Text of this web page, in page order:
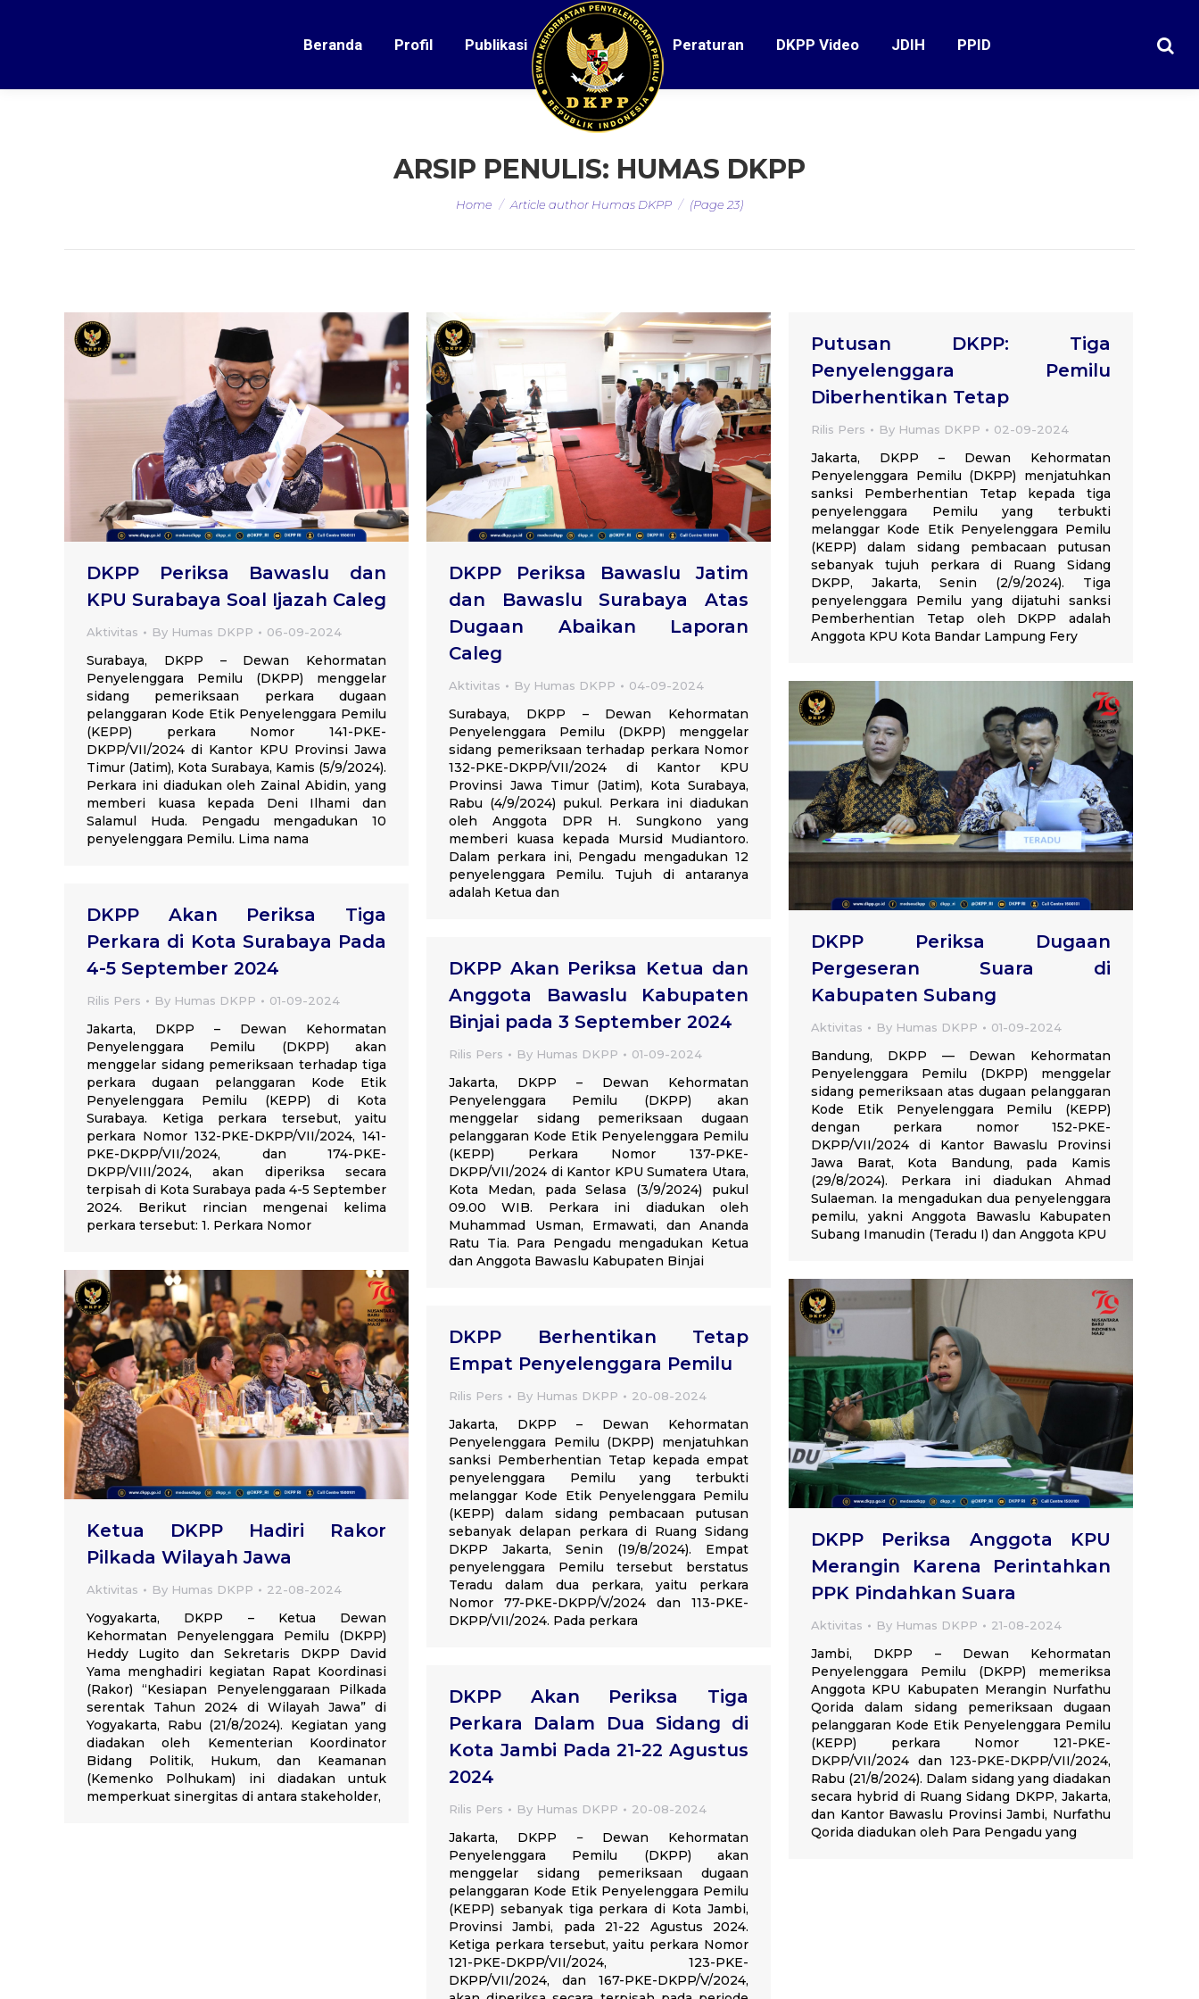
Beranda Profil Publikasi Peraturan DKPP Video JDIH PPID
ARSIP PENULIS: HUMAS DKPP
You are here:
Home Article author Humas DKPP (Page 23)
DKPP Periksa Bawaslu dan
KPU Surabaya Soal Ijazah Caleg
Aktivitas By Humas DKPP 06-09-2024
Surabaya, DKPP – Dewan Kehormatan
Penyelenggara Pemilu (DKPP) menggelar
sidang pemeriksaan perkara dugaan
pelanggaran Kode Etik Penyelenggara Pemilu
(KEPP) perkara Nomor 141-PKE-
DKPP/VII/2024 di Kantor KPU Provinsi Jawa
Timur (Jatim), Kota Surabaya, Kamis (5/9/2024).
Perkara ini diadukan oleh Zainal Abidin, yang
memberi kuasa kepada Deni Ilhami dan
Salamul Huda. Pengadu mengadukan 10
penyelenggara Pemilu. Lima nama
DKPP Periksa Bawaslu Jatim
dan Bawaslu Surabaya Atas
Dugaan Abaikan Laporan
Caleg
Aktivitas By Humas DKPP 04-09-2024
Surabaya, DKPP – Dewan Kehormatan
Penyelenggara Pemilu (DKPP) menggelar
sidang pemeriksaan terhadap perkara Nomor
132-PKE-DKPP/VII/2024 di Kantor KPU
Provinsi Jawa Timur (Jatim), Kota Surabaya,
Rabu (4/9/2024) pukul. Perkara ini diadukan
oleh Anggota DPR H. Sungkono yang
memberi kuasa kepada Mursid Mudiantoro.
Dalam perkara ini, Pengadu mengadukan 12
penyelenggara Pemilu. Tujuh di antaranya
adalah Ketua dan
Putusan DKPP: Tiga
Penyelenggara Pemilu
Diberhentikan Tetap
Rilis Pers By Humas DKPP 02-09-2024
Jakarta, DKPP – Dewan Kehormatan
Penyelenggara Pemilu (DKPP) menjatuhkan
sanksi Pemberhentian Tetap kepada tiga
penyelenggara Pemilu yang terbukti
melanggar Kode Etik Penyelenggara Pemilu
(KEPP) dalam sidang pembacaan putusan
sebanyak tujuh perkara di Ruang Sidang
DKPP, Jakarta, Senin (2/9/2024). Tiga
penyelenggara Pemilu yang dijatuhi sanksi
Pemberhentian Tetap oleh DKPP adalah
Anggota KPU Kota Bandar Lampung Fery
DKPP Periksa Dugaan
Pergeseran Suara di
Kabupaten Subang
Aktivitas By Humas DKPP 01-09-2024
Bandung, DKPP — Dewan Kehormatan
Penyelenggara Pemilu (DKPP) menggelar
sidang pemeriksaan atas dugaan pelanggaran
Kode Etik Penyelenggara Pemilu (KEPP)
dengan perkara nomor 152-PKE-
DKPP/VII/2024 di Kantor Bawaslu Provinsi
Jawa Barat, Kota Bandung, pada Kamis
(29/8/2024). Perkara ini diadukan Ahmad
Sulaeman. Ia mengadukan dua penyelenggara
pemilu, yakni Anggota Bawaslu Kabupaten
Subang Imanudin (Teradu I) dan Anggota KPU
DKPP Akan Periksa Tiga
Perkara di Kota Surabaya Pada
4-5 September 2024
Rilis Pers By Humas DKPP 01-09-2024
Jakarta, DKPP – Dewan Kehormatan
Penyelenggara Pemilu (DKPP) akan
menggelar sidang pemeriksaan terhadap tiga
perkara dugaan pelanggaran Kode Etik
Penyelenggara Pemilu (KEPP) di Kota
Surabaya. Ketiga perkara tersebut, yaitu
perkara Nomor 132-PKE-DKPP/VII/2024, 141-
PKE-DKPP/VII/2024, dan 174-PKE-
DKPP/VIII/2024, akan diperiksa secara
terpisah di Kota Surabaya pada 4-5 September
2024. Berikut rincian mengenai kelima
perkara tersebut: 1. Perkara Nomor
DKPP Akan Periksa Ketua dan
Anggota Bawaslu Kabupaten
Binjai pada 3 September 2024
Rilis Pers By Humas DKPP 01-09-2024
Jakarta, DKPP – Dewan Kehormatan
Penyelenggara Pemilu (DKPP) akan
menggelar sidang pemeriksaan dugaan
pelanggaran Kode Etik Penyelenggara Pemilu
(KEPP) Perkara Nomor 137-PKE-
DKPP/VII/2024 di Kantor KPU Sumatera Utara,
Kota Medan, pada Selasa (3/9/2024) pukul
09.00 WIB. Perkara ini diadukan oleh
Muhammad Usman, Ermawati, dan Ananda
Ratu Tia. Para Pengadu mengadukan Ketua
dan Anggota Bawaslu Kabupaten Binjai
Ketua DKPP Hadiri Rakor
Pilkada Wilayah Jawa
Aktivitas By Humas DKPP 22-08-2024
Yogyakarta, DKPP – Ketua Dewan
Kehormatan Penyelenggara Pemilu (DKPP)
Heddy Lugito dan Sekretaris DKPP David
Yama menghadiri kegiatan Rapat Koordinasi
(Rakor) “Kesiapan Penyelenggaraan Pilkada
serentak Tahun 2024 di Wilayah Jawa” di
Yogyakarta, Rabu (21/8/2024). Kegiatan yang
diadakan oleh Kementerian Koordinator
Bidang Politik, Hukum, dan Keamanan
(Kemenko Polhukam) ini diadakan untuk
memperkuat sinergitas di antara stakeholder,
DKPP Periksa Anggota KPU
Merangin Karena Perintahkan
PPK Pindahkan Suara
Aktivitas By Humas DKPP 21-08-2024
Jambi, DKPP – Dewan Kehormatan
Penyelenggara Pemilu (DKPP) memeriksa
Anggota KPU Kabupaten Merangin Nurfathu
Qorida dalam sidang pemeriksaan dugaan
pelanggaran Kode Etik Penyelenggara Pemilu
(KEPP) perkara Nomor 121-PKE-
DKPP/VII/2024 dan 123-PKE-DKPP/VII/2024,
Rabu (21/8/2024). Dalam sidang yang diadakan
secara hybrid di Ruang Sidang DKPP, Jakarta,
dan Kantor Bawaslu Provinsi Jambi, Nurfathu
Qorida diadukan oleh Para Pengadu yang
DKPP Berhentikan Tetap
Empat Penyelenggara Pemilu
Rilis Pers By Humas DKPP 20-08-2024
Jakarta, DKPP – Dewan Kehormatan
Penyelenggara Pemilu (DKPP) menjatuhkan
sanksi Pemberhentian Tetap kepada empat
penyelenggara Pemilu yang terbukti
melanggar Kode Etik Penyelenggara Pemilu
(KEPP) dalam sidang pembacaan putusan
sebanyak delapan perkara di Ruang Sidang
DKPP Jakarta, Senin (19/8/2024). Empat
penyelenggara Pemilu tersebut berstatus
Teradu dalam dua perkara, yaitu perkara
Nomor 77-PKE-DKPP/V/2024 dan 113-PKE-
DKPP/VII/2024. Pada perkara
DKPP Akan Periksa Tiga
Perkara Dalam Dua Sidang di
Kota Jambi Pada 21-22 Agustus
2024
Rilis Pers By Humas DKPP 20-08-2024
Jakarta, DKPP − Dewan Kehormatan
Penyelenggara Pemilu (DKPP) akan
menggelar sidang pemeriksaan dugaan
pelanggaran Kode Etik Penyelenggara Pemilu
(KEPP) sebanyak tiga perkara di Kota Jambi,
Provinsi Jambi, pada 21-22 Agustus 2024.
Ketiga perkara tersebut, yaitu perkara Nomor
121-PKE-DKPP/VII/2024, 123-PKE-
DKPP/VII/2024, dan 167-PKE-DKPP/V/2024,